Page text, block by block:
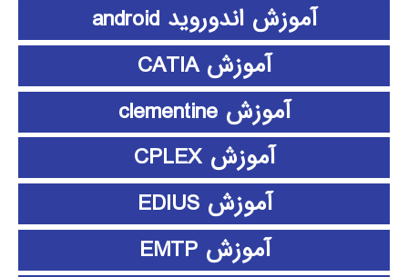
آموزش اندوروید android
آموزش CATIA
آموزش clementine
آموزش CPLEX
آموزش EDIUS
آموزش EMTP